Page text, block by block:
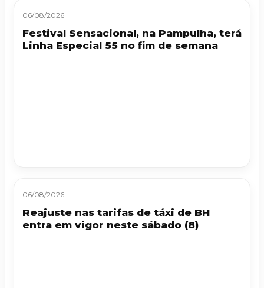
06/08/2026
Festival Sensacional, na Pampulha, terá
Linha Especial 55 no fim de semana
06/08/2026
Reajuste nas tarifas de táxi de BH
entra em vigor neste sábado (8)